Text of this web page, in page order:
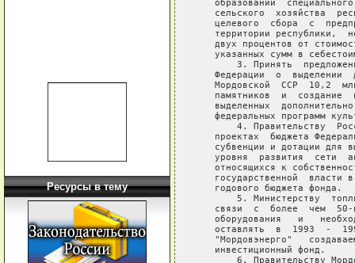
Ресурсы в тему
образовании
сельского  хозяйства
целевого  сбора  с
территории республики,
двух процентов от
указанных сумм в
3. Принять
Федерации  о  выделении
Мордовской  ССР  10,2
памятников  и  создание
выделенных
федеральных программ
4. Правительству
проектах  бюджета
субвенции и дотации для
уровня  развития  сети
относящихся к
государственной  власти
   годового бюджета фонда.
5. Министерству
связи  с  более  чем
оборудования   и
оставлять  в  1993  -
"Мордовэнерго"
   инвестиционный фонд.
6. Правительству